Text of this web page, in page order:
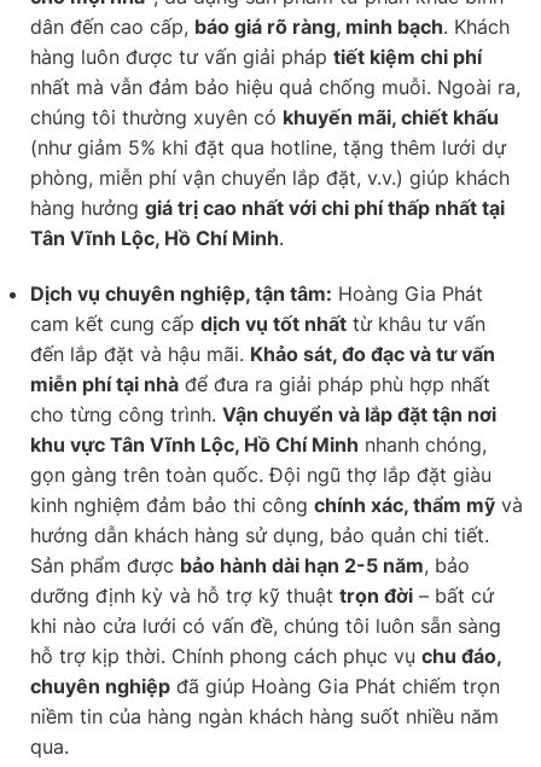
dân đến cao cấp, báo giá rõ ràng, minh bạch. Khách
hàng luôn được tư vấn giải pháp tiết kiệm chi phí
nhất mà vẫn đảm bảo hiệu quả chống muỗi. Ngoài ra,
chúng tôi thường xuyên có khuyến mãi, chiết khấu
(như giảm 5% khi đặt qua hotline, tặng thêm lưới dự
phòng, miễn phí vận chuyển lắp đặt, v.v.) giúp khách
hàng hưởng giá trị cao nhất với chi phí thấp nhất tại
Tân Vĩnh Lộc, Hồ Chí Minh.
Dịch vụ chuyên nghiệp, tận tâm: Hoàng Gia Phát
cam kết cung cấp dịch vụ tốt nhất từ khâu tư vấn
đến lắp đặt và hậu mãi. Khảo sát, đo đạc và tư vấn
miễn phí tại nhà để đưa ra giải pháp phù hợp nhất
cho từng công trình. Vận chuyển và lắp đặt tận nơi
khu vực Tân Vĩnh Lộc, Hồ Chí Minh nhanh chóng,
gọn gàng trên toàn quốc. Đội ngũ thợ lắp đặt giàu
kinh nghiệm đảm bảo thi công chính xác, thẩm mỹ và
hướng dẫn khách hàng sử dụng, bảo quản chi tiết.
Sản phẩm được bảo hành dài hạn 2-5 năm, bảo
dưỡng định kỳ và hỗ trợ kỹ thuật trọn đời – bất cứ
khi nào cửa lưới có vấn đề, chúng tôi luôn sẵn sàng
hỗ trợ kịp thời. Chính phong cách phục vụ chu đáo,
chuyên nghiệp đã giúp Hoàng Gia Phát chiếm trọn
niềm tin của hàng ngàn khách hàng suốt nhiều năm
qua.